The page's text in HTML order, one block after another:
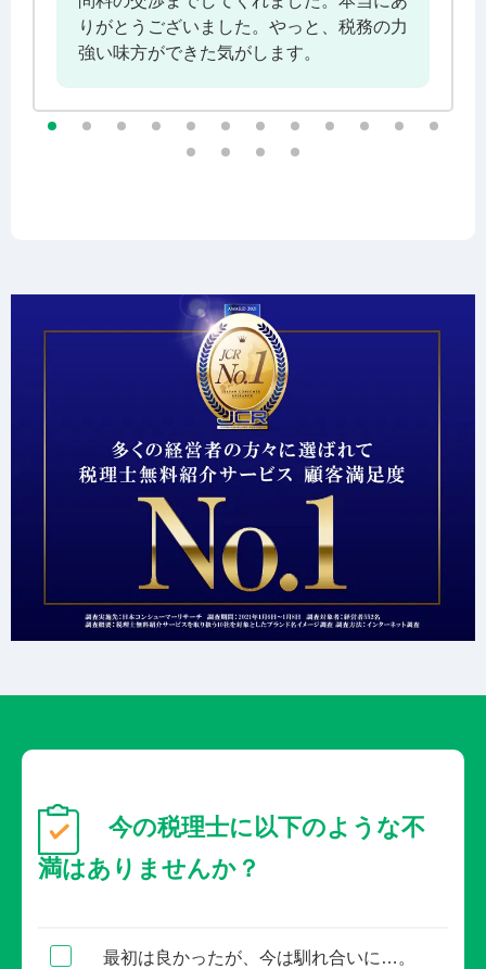
りがとうございました。やっと、税務の力
強い味方ができた気がします。
今の税理士に以下のような不
満はありませんか？
最初は良かったが、今は馴れ合いに…。